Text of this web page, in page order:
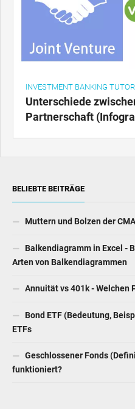
INVESTMENT BANKING
Unterschiede
Partnerschaft
BELIEBTE BEITRÄGE
Muttern und Bolzen der
Balkendiagramm in Excel -
Arten von Balkendiagrammen
Annuität vs 401k - Welchen
Bond ETF (Bedeutung,
ETFs
Geschlossener Fonds
funktioniert?